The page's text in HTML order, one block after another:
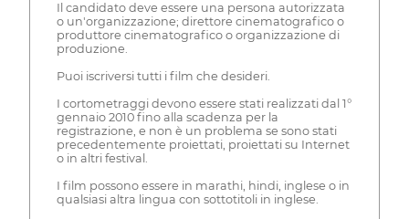
Il candidato deve essere una persona autorizzata
o un'organizzazione; direttore cinematografico o
produttore cinematografico o organizzazione di
produzione.
Puoi iscriversi tutti i film che desideri.
I cortometraggi devono essere stati realizzati dal 1°
gennaio 2010 fino alla scadenza per la
registrazione, e non è un problema se sono stati
precedentemente proiettati, proiettati su Internet
o in altri festival.
I film possono essere in marathi, hindi, inglese o in
qualsiasi altra lingua con sottotitoli in inglese.